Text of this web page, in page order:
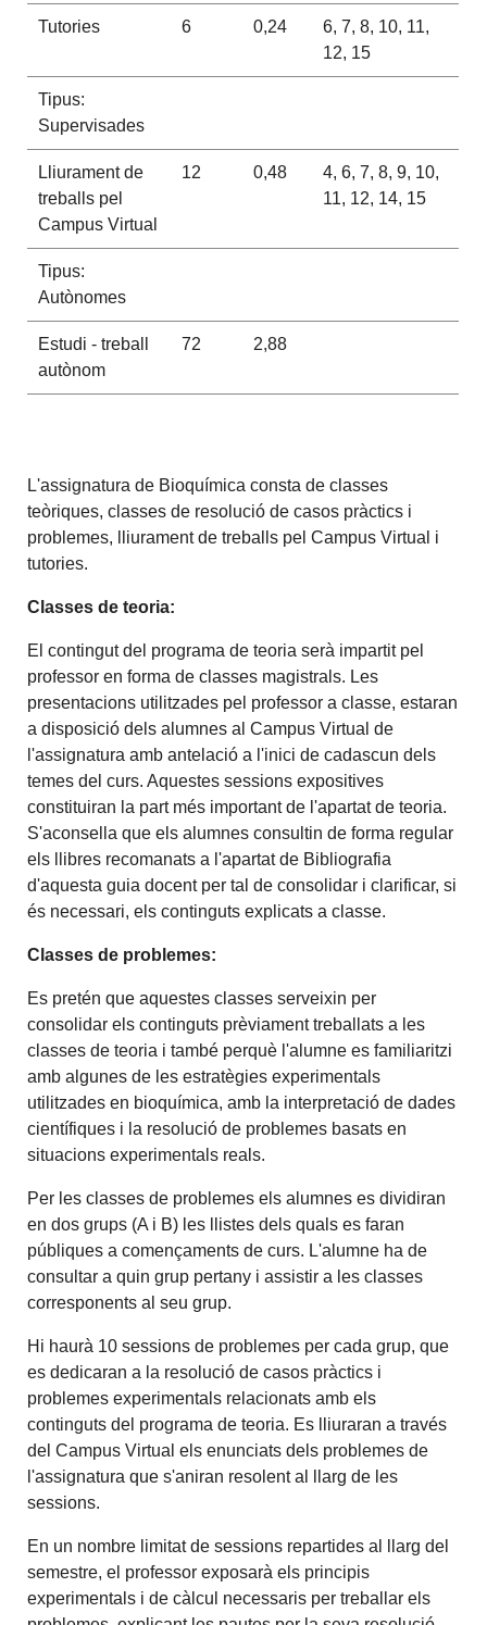
Tutories 6 0,24
6, 7, 8, 10, 11,
12, 15
Tipus:
Supervisades
Lliurament de
treballs pel
Campus Virtual
12 0,48
4, 6, 7, 8, 9, 10,
11, 12, 14, 15
Tipus:
Autònomes
Estudi - treball
autònom
72 2,88
L'assignatura de Bioquímica consta de classes
teòriques, classes de resolució de casos pràctics i
problemes, lliurament de treballs pel Campus Virtual i
tutories.
Classes de teoria:
El contingut del programa de teoria serà impartit pel
professor en forma de classes magistrals. Les
presentacions utilitzades pel professor a classe, estaran
a disposició dels alumnes al Campus Virtual de
l'assignatura amb antelació a l'inici de cadascun dels
temes del curs. Aquestes sessions expositives
constituiran la part més important de l'apartat de teoria.
S'aconsella que els alumnes consultin de forma regular
els llibres recomanats a l'apartat de Bibliografia
d'aquesta guia docent per tal de consolidar i clarificar, si
és necessari, els continguts explicats a classe.
Classes de problemes:
Es pretén que aquestes classes serveixin per
consolidar els continguts prèviament treballats a les
classes de teoria i també perquè l'alumne es familiaritzi
amb algunes de les estratègies experimentals
utilitzades en bioquímica, amb la interpretació de dades
científiques i la resolució de problemes basats en
situacions experimentals reals.
Per les classes de problemes els alumnes es dividiran
en dos grups (A i B) les llistes dels quals es faran
públiques a començaments de curs. L'alumne ha de
consultar a quin grup pertany i assistir a les classes
corresponents al seu grup.
Hi haurà 10 sessions de problemes per cada grup, que
es dedicaran a la resolució de casos pràctics i
problemes experimentals relacionats amb els
continguts del programa de teoria. Es lliuraran a través
del Campus Virtual els enunciats dels problemes de
l'assignatura que s'aniran resolent al llarg de les
sessions.
En un nombre limitat de sessions repartides al llarg del
semestre, el professor exposarà els principis
experimentals i de càlcul necessaris per treballar els